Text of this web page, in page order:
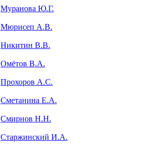
Муранова Ю.Г.
Мюрисеп А.В.
Никитин В.В.
Омётов В.А.
Прохоров А.С.
Сметанина Е.А.
Смирнов Н.Н.
Старжинский И.А.